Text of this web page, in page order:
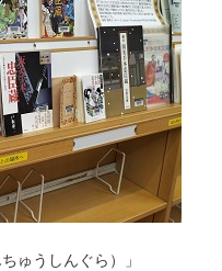
ゅうしんぐら）」